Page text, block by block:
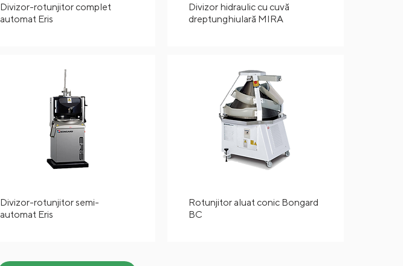
Divizor-rotunjitor complet
automat Eris
Divizor hidraulic cu cuvă
dreptunghiulară MIRA
Divizor-rotunjitor semi-
automat Eris
Rotunjitor aluat conic Bongard
BC